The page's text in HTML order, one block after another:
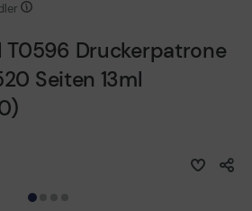
T0596 Druckerpatrone
Seiten 13ml